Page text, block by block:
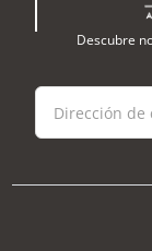
Descubre